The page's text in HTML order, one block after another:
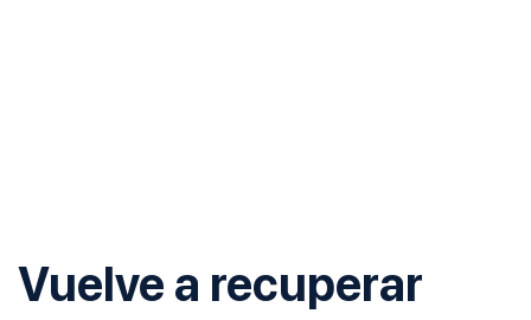
Vuelve a recuperar